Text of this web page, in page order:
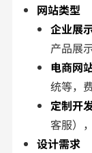
网站类型
企业展
产品展
电商网
统等，
定制开
客服）
设计需求